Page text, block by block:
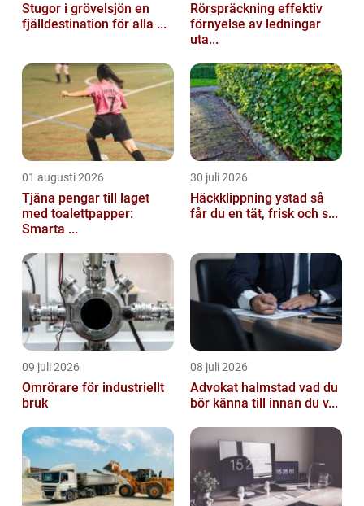
Stugor i grövelsjön en
fjälldestination för alla ...
Rörspräckning effektiv
förnyelse av ledningar
uta...
01 augusti 2026
Tjäna pengar till laget
med toalettpapper:
Smarta ...
30 juli 2026
Häckklippning ystad så
får du en tät, frisk och s...
09 juli 2026
Omrörare för industriellt
bruk
08 juli 2026
Advokat halmstad vad du
bör känna till innan du v...